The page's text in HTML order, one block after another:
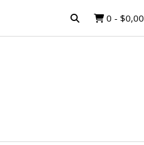
0 - $0,00